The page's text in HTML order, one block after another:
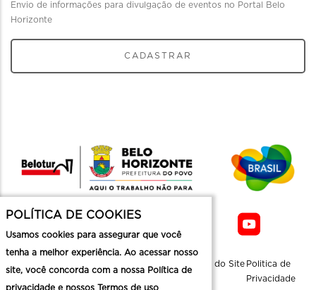
Envio de informações para divulgação de eventos no Portal Belo
Horizonte
CADASTRAR
Mapa do Site Politica de
Privacidade
POLÍTICA DE COOKIES
Usamos cookies para assegurar que você
tenha a melhor experiência. Ao acessar nosso
site, você concorda com a nossa Política de
privacidade e nossos Termos de uso